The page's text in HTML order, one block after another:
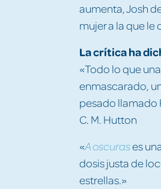
aumenta, Josh
mujer a la que
La crítica ha
«Todo lo que
enmascarado,
pesado llamado
C. M. Hutton
«A oscurases
dosis justa de
estrellas.»